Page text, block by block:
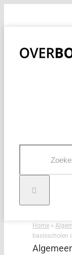
Home »
basisscholen